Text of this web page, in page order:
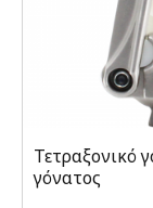
Τετραξονικό
γόνατος